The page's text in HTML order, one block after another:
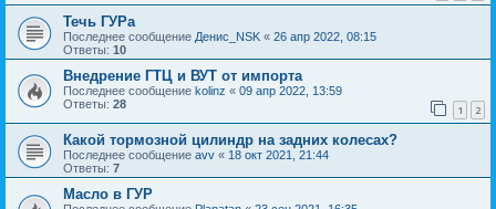
Течь ГУРа
Последнее сообщение Денис_NSK « 26 апр 2022, 08:15
Ответы: 10
Внедрение ГТЦ и ВУТ от импорта
Последнее сообщение kolinz « 09 апр 2022, 13:59
Ответы: 28 1 2
Какой тормозной цилиндр на задних колесах?
Последнее сообщение avv « 18 окт 2021, 21:44
Ответы: 7
Масло в ГУР